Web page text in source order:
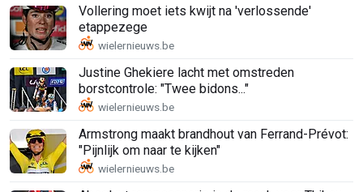
Vollering moet iets kwijt na 'verlossende'
etappezege
Justine Ghekiere lacht met omstreden
borstcontrole: "Twee bidons..."
Armstrong maakt brandhout van Ferrand-Prévot:
"Pijnlijk om naar te kijken"